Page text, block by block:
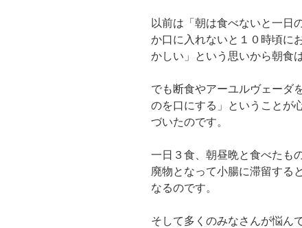
以前は「朝は食べないと一日
か口に入れないと１０時頃に
かしい」という思いから朝食
でも断食やアーユルヴェーダ
のを口にする」ということが
づいたのです。
一日３食、朝昼晩と食べたも
廃物となって小腸に滞留する
なるのです。
そして多くのみなさんが悩ん